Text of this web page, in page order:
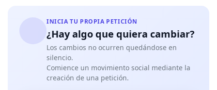
INICIA TU PROPIA PETICIÓN
¿Hay algo que quiera cambiar?
Los cambios no ocurren quedándose en
silencio.
Comience un movimiento social mediante la
creación de una petición.